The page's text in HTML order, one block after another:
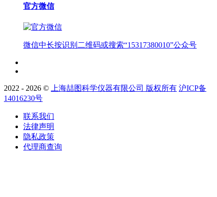
官方微信
微信中长按识别二维码或搜索“15317380010”公众号
2022 - 2026 © 上海喆图科学仪器有限公司 版权所有 沪ICP备
14016230号
联系我们
法律声明
隐私政策
代理商查询